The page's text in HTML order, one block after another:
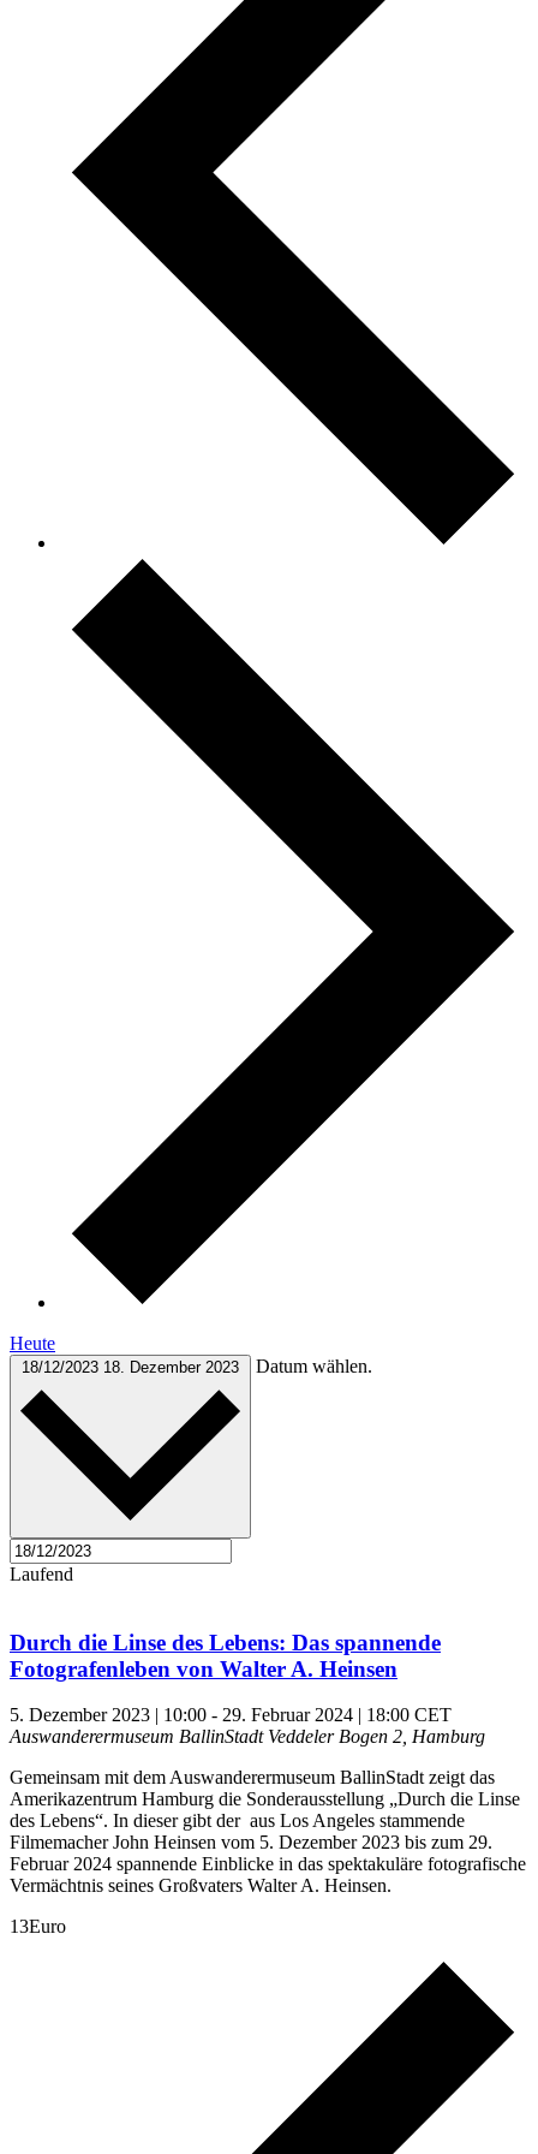
Heute
18/12/2023 18. Dezember 2023 Datum wählen.
Laufend
Durch die Linse des Lebens: Das spannende
Fotografenleben von Walter A. Heinsen
5. Dezember 2023 | 10:00 - 29. Februar 2024 | 18:00 CET
Auswanderermuseum BallinStadt Veddeler Bogen 2, Hamburg
Gemeinsam mit dem Auswanderermuseum BallinStadt zeigt das
Amerikazentrum Hamburg die Sonderausstellung „Durch die Linse
des Lebens“. In dieser gibt der aus Los Angeles stammende
Filmemacher John Heinsen vom 5. Dezember 2023 bis zum 29.
Februar 2024 spannende Einblicke in das spektakuläre fotografische
Vermächtnis seines Großvaters Walter A. Heinsen.
13Euro